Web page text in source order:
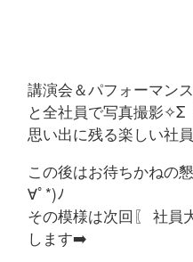
講演会＆パフォーマン
と全社員で写真撮影
思い出に残る楽しい社
この後はお待ちかねの
∀ﾟ*)ﾉ
その模様は次回〖 社
します➡️